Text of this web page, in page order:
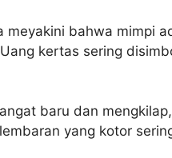
meyakini bahwa mimpi
kertas sering
baru dan
yang kotor